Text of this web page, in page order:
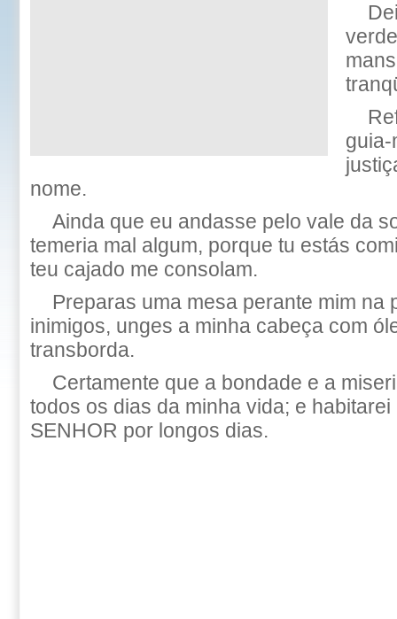
nome.
Ainda que eu andasse pelo vale da
temeria mal algum, porque tu estás
teu cajado me consolam.
Preparas uma mesa perante mim na
inimigos, unges a minha cabeça com
transborda.
Certamente que a bondade e a
todos os dias da minha vida; e
SENHOR por longos dias.